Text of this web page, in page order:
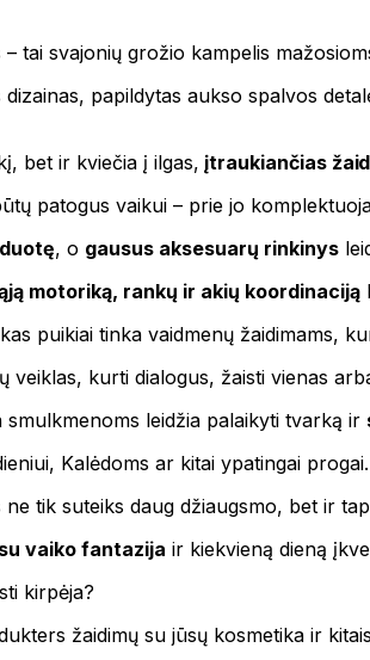
– tai svajonių grožio kampelis
papildytas aukso spalvos
bet ir kviečia į ilgas, įtraukiančias
patogus vaikui – prie jo
, o gausus aksesuarų rinkinys
motoriką, rankų ir akių koordinaciją
puikiai tinka vaidmenų žaidimams,
veiklas, kurti dialogus, žaisti vienas
leidžia palaikyti tvarką ir
Kalėdoms ar kitai ypatingai progai.
ne tik suteiks daug džiaugsmo, bet ir
vaiko fantazija ir kiekvieną dieną
kirpėja?
žaidimų su jūsų kosmetika ir